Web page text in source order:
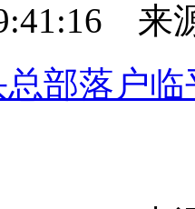
来
部落户